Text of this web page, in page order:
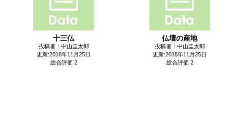
十三仏
投稿者：中山圭太郎
更新:2018年11月25日
総合評価 2
仏壇の産地
投稿者：中山圭太郎
更新:2018年11月25日
総合評価 2